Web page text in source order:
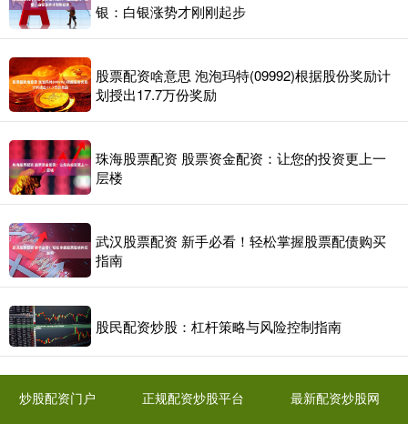
银：白银涨势才刚刚起步
股票配资啥意思 泡泡玛特(09992)根据股份奖励计
划授出17.7万份奖励
珠海股票配资 股票资金配资：让您的投资更上一
层楼
武汉股票配资 新手必看！轻松掌握股票配债购买
指南
股民配资炒股：杠杆策略与风险控制指南
炒股配资门户 正规配资炒股平台 最新配资炒股网